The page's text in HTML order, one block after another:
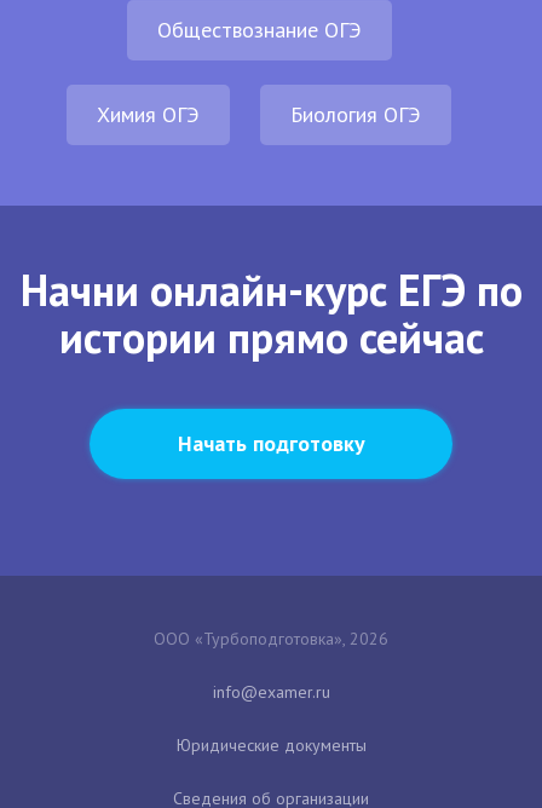
Обществознание ОГЭ
Химия ОГЭ Биология ОГЭ
Начни онлайн-курс ЕГЭ по
истории прямо сейчас
Начать подготовку
ООО «Турбоподготовка», 2026
Юридические документы
Сведения об организации